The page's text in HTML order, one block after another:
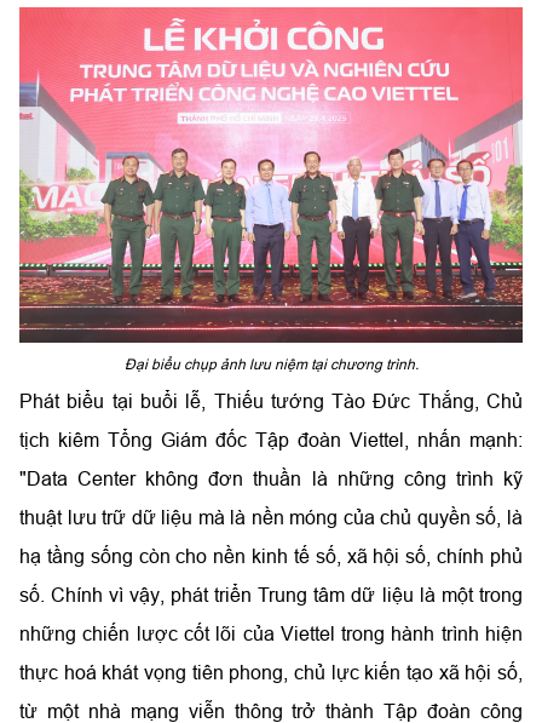
Đại biểu chụp ảnh lưu niệm tại chương trình.
Phát biểu tại buổi lễ, Thiếu tướng Tào Đức Thắng, Chủ
tịch kiêm Tổng Giám đốc Tập đoàn Viettel, nhấn mạnh:
"Data Center không đơn thuần là những công trình kỹ
thuật lưu trữ dữ liệu mà là nền móng của chủ quyền số, là
hạ tầng sống còn cho nền kinh tế số, xã hội số, chính phủ
số. Chính vì vậy, phát triển Trung tâm dữ liệu là một trong
những chiến lược cốt lõi của Viettel trong hành trình hiện
thực hoá khát vọng tiên phong, chủ lực kiến tạo xã hội số,
từ một nhà mạng viễn thông trở thành Tập đoàn công